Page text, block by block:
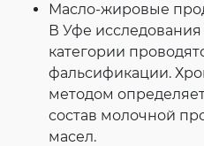
Масло-жировые
В Уфе исследования
категории
фальсификации.
методом
состав молочной
масел.